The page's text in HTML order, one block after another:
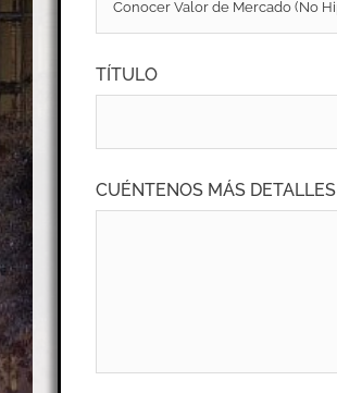
TÍTULO
CUÉNTENOS MÁS DETALLES